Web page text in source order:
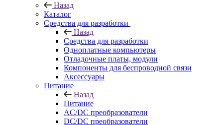
Назад
Каталог
Средства для разработки
Назад
Средства для разработки
Одноплатные компьютеры
Отладочные платы, модули
Компоненты для беспроводной связи
Аксессуары
Питание
Назад
Питание
AC/DC преобразователи
DC/DC преобразователи